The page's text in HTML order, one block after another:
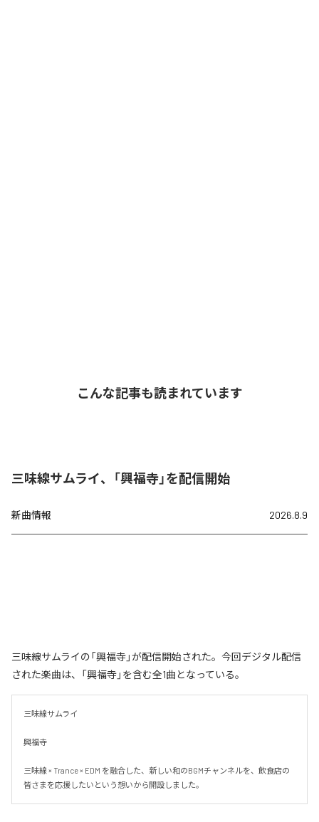
こんな記事も読まれています
三味線サムライ、「興福寺」を配信開始
新曲情報 2026.8.9
三味線サムライの「興福寺」が配信開始された。今回デジタル配信
された楽曲は、「興福寺」を含む全1曲となっている。
三味線サムライ
興福寺
三味線 × Trance × EDM を融合した、新しい和のBGMチャンネルを、飲食店の
皆さまを応援したいという想いから開設しました。